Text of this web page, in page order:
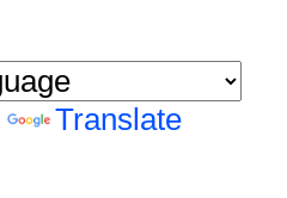
Translate